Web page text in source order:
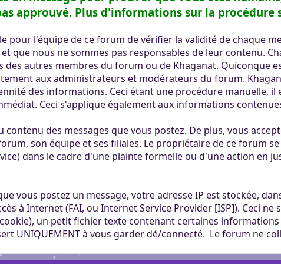
pour aider dans certaines tâches.
des fichiers. Tout le monde
mais limité à 100Mo par
si vous n'êtes pas validé.
via le navigateur. Allumez vos
/!\ Ce n'est pas notre outil
d'échange, préférez le salon
aux couleurs de Khaganat
des goodies avec nos
? Vous pouvez les retrouver sur
boutiques en ligne, et sur nos
vit grâce aux dons, en
en temps ou en argent.
comment nous aider, afin que
puissions aller encore plus loin !
approuvé. Plus d'informations sur la procédure
pour l'équipe de ce forum de vérifier la validité de chaque
que nous ne sommes pas responsables de leur contenu.
des autres membres du forum ou de Khaganat. Quiconque
aux administrateurs et modérateurs du forum.
des informations. Ceci étant une procédure manuelle,
Ceci s'applique également aux informations
contenu des messages que vous postez. De plus, vous
son équipe et ses filiales. Le propriétaire de ce forum
dans le cadre d'une plainte formelle ou d'une action en
vous postez un message, votre adresse IP est stockée,
à Internet (FAI, ou Internet Service Provider [ISP]). Ceci
un petit fichier texte contenant certaines
UNIQUEMENT à vous garder dé/connecté. Le forum ne